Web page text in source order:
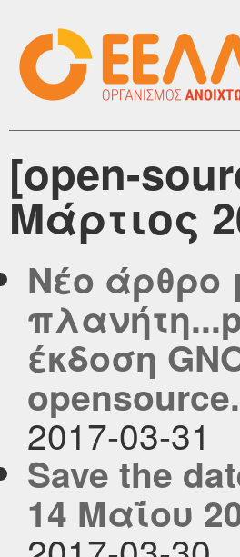
[open-
Μάρτιος
Νέο άρθρο
έκδοση
2017-03-31
Save the
14 Μαΐου